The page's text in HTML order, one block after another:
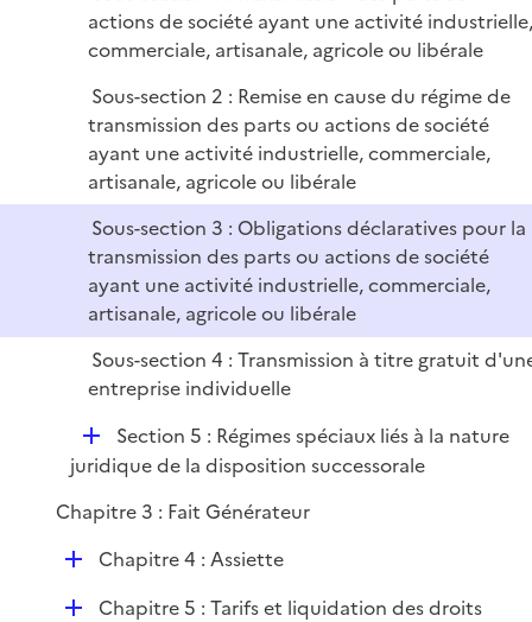
r
actions de société ayant une activité industrielle,
commerciale, artisanale, agricole ou libérale
Sous-section 2 : Remise en cause du régime de
transmission des parts ou actions de société
ayant une activité industrielle, commerciale,
artisanale, agricole ou libérale
Sous-section 3 : Obligations déclaratives pour la
transmission des parts ou actions de société
ayant une activité industrielle, commerciale,
artisanale, agricole ou libérale
Sous-section 4 : Transmission à titre gratuit
entreprise individuelle
D
é
l
i
r
Section 5 : Régimes spéciaux liés à la nature
juridique de la disposition successorale
Chapitre 3 : Fait Générateur
DChapitre 4 : Assiette
DChapitre 5 : Tarifs et liquidation des droits